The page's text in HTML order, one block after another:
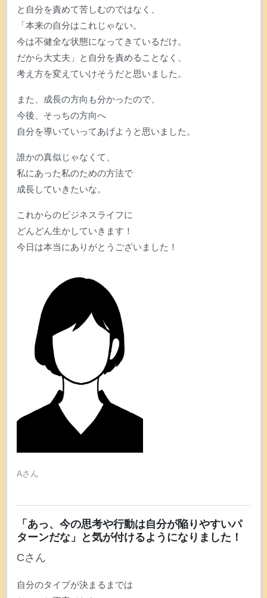
と自分を責めて苦しむのではなく、
「本来の自分はこれじゃない。
今は不健全な状態になってきているだけ。
だから大丈夫」と自分を責めることなく、
考え方を変えていけそうだと思いました。
また、成長の方向も分かったので、
今後、そっちの方向へ
自分を導いていってあげようと思いました。
誰かの真似じゃなくて、
私にあった私のための方法で
成長していきたいな。
これからのビジネスライフに
どんどん生かしていきます！
今日は本当にありがとうございました！
Aさん
「あっ、今の思考や行動は自分が陥りやすいパ
ターンだな」と気が付けるようになりました！
Cさん
自分のタイプが決まるまでは